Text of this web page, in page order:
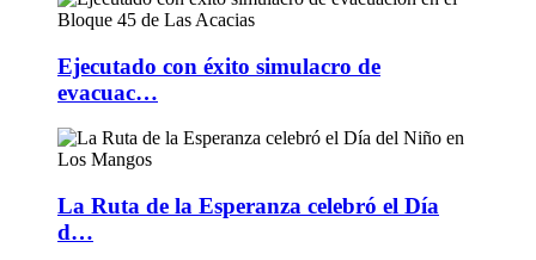
Ejecutado con éxito simulacro de
evacuac…
La Ruta de la Esperanza celebró el Día
d…